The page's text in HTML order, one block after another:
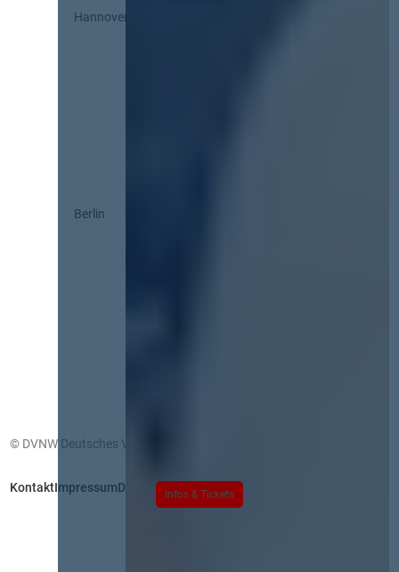
Infos & Tickets
Hannover
Berlin
© DVNW Deutsches Vergabenetzwerk GmbH
KontaktImpressumDatenschutz